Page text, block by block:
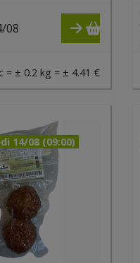
08
= ± 0.2 kg = ± 4.41 €
14/08 (09:00)